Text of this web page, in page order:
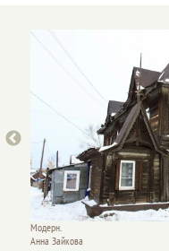
Модерн.
Анна Зайкова